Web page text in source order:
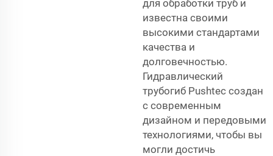
для обработки труб и
известна своими
высокими стандартами
качества и
долговечностью.
Гидравлический
трубогиб Pushtec создан
с современным
дизайном и передовыми
технологиями, чтобы вы
могли достичь